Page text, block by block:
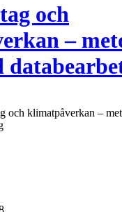
och
–
och klimatpåverkan –